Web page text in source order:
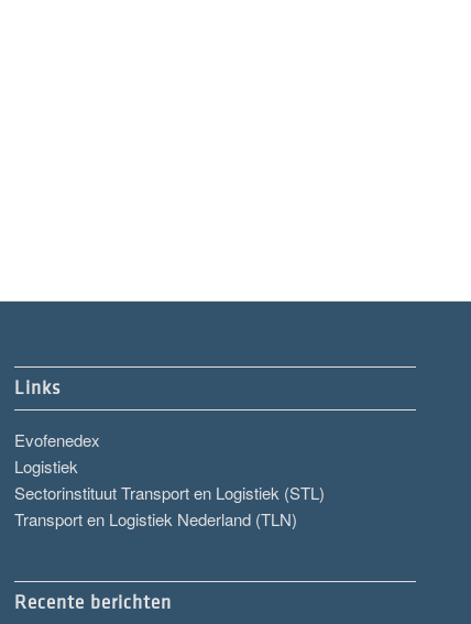
Links
Evofenedex
Logistiek
Sectorinstituut Transport en Logistiek (STL)
Transport en Logistiek Nederland (TLN)
Recente berichten